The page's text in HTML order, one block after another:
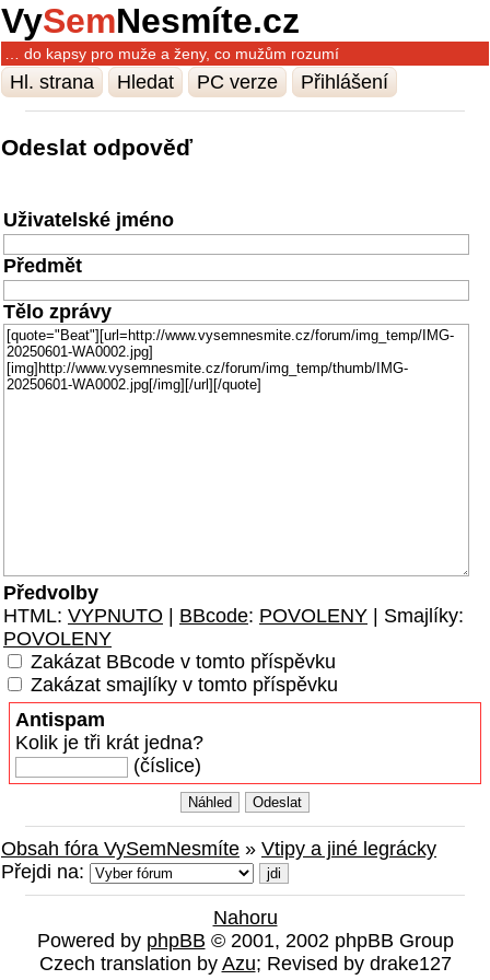
VySemNesmíte.cz
… do kapsy pro muže a ženy, co mužům rozumí
Hl. strana Hledat PC verze Přihlášení
Odeslat odpověď
Uživatelské jméno
Předmět
Tělo zprávy
Předvolby
HTML: VYPNUTO BBcode: POVOLENY | Smajlíky:
POVOLENY
Zakázat BBcode v tomto příspěvku
Zakázat smajlíky v tomto příspěvku
Antispam
Kolik je tři krát jedna?
(číslice)
Obsah fóra VySemNesmíte » Vtipy a jiné legrácky
Přejdi na:
Nahoru
Powered by phpBB © 2001, 2002 phpBB Group
Czech translation by Azu; Revised by drake127